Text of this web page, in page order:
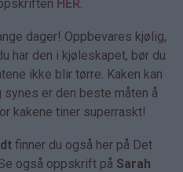
HER.
dager! Oppbevares kjølig,
har den i kjøleskapet, bør du
ikke blir tørre. Kaken kan
er den beste måten å
kakene tiner superraskt!
finner du også her på Det
også oppskrift på Sarah